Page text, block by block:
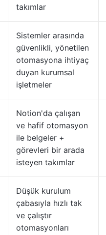
takımlar
Sistemler arasında
güvenlikli, yönetilen
otomasyona ihtiyaç
duyan kurumsal
işletmeler
Notion'da çalışan
ve hafif otomasyon
ile belgeler +
görevleri bir arada
isteyen takımlar
Düşük kurulum
çabasıyla hızlı tak
ve çalıştır
otomasyonları